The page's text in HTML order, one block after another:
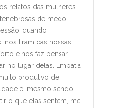
relatos das mulheres.
de medo,
quando
nos tiram das nossas
e nos faz pensar
no lugar delas. Empatia
produtivo de
e, mesmo sendo
o que elas sentem, me